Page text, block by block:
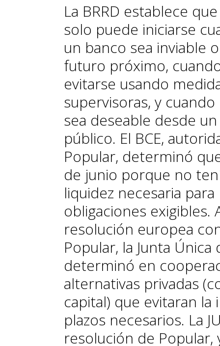
La BRRD establece
solo puede iniciarse
un banco sea inviable
futuro próximo,
evitarse usando
supervisoras, y
sea deseable desde
público. El BCE,
Popular, determinó
de junio porque no
liquidez necesaria
obligaciones exigibles.
resolución europea
Popular, la Junta Única
determinó en
alternativas privadas
capital) que evitaran
plazos necesarios. La
resolución de Popular,